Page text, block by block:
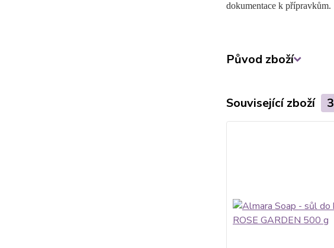
dokumentace k přípravkům.
Původ zboží
Související zboží 3